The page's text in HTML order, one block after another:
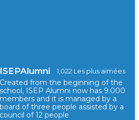
ISEPAlumni 1,022 Les plus aimées
Created from the beginning of the
school, ISEP Alumni now has 9.000
members and it is managed by a
board of three people assisted by a
council of 12 people